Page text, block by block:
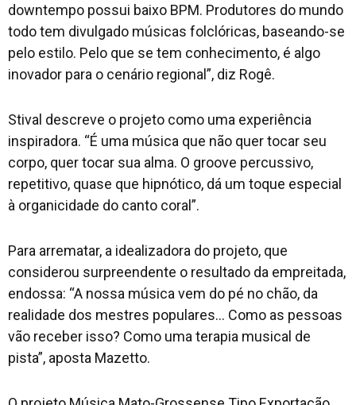
downtempo possui baixo BPM. Produtores do mundo
todo tem divulgado músicas folclóricas, baseando-se
pelo estilo. Pelo que se tem conhecimento, é algo
inovador para o cenário regional”, diz Rogê.
Stival descreve o projeto como uma experiência
inspiradora. “É uma música que não quer tocar seu
corpo, quer tocar sua alma. O groove percussivo,
repetitivo, quase que hipnótico, dá um toque especial
à organicidade do canto coral”.
Para arrematar, a idealizadora do projeto, que
considerou surpreendente o resultado da empreitada,
endossa: “A nossa música vem do pé no chão, da
realidade dos mestres populares… Como as pessoas
vão receber isso? Como uma terapia musical de
pista”, aposta Mazetto.